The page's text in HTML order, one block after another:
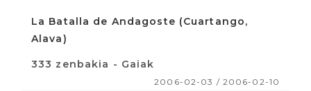
La Batalla de Andagoste (Cuartango,
Alava)
333 zenbakia - Gaiak
2006-02-03 / 2006-02-10